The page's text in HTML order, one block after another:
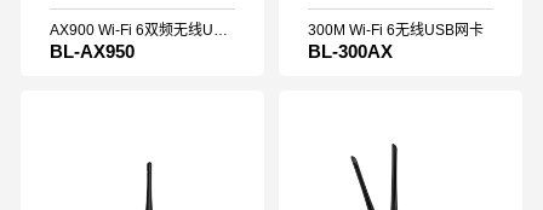
BL-AX950
300M Wi-Fi 6无线USB网卡
BL-300AX